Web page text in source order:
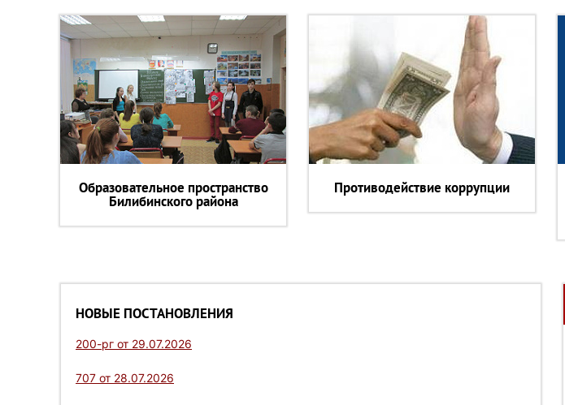
Образовательное пространство
Билибинского района
Противодействие коррупции
НОВЫЕ ПОСТАНОВЛЕНИЯ
200-рг от 29.07.2026
707 от 28.07.2026